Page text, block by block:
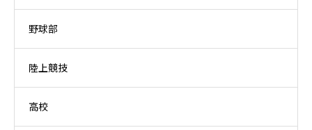
野球部
陸上競技
高校